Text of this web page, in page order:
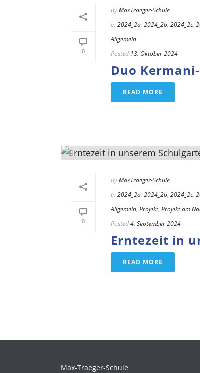
0
ByMaxTraeger-Schule
In 2024_2a, 2024_2b, 2024_2c,
Allgemein
Posted 13. Oktober 2024
Duo
READ MORE
0
ByMaxTraeger-Schule
In 2024_2a, 2024_2b, 2024_2c,
Allgemein, Projekt, Projekt am
Posted4. September 2024
Erntezeit in
READ MORE
Max-Traeger-Schule